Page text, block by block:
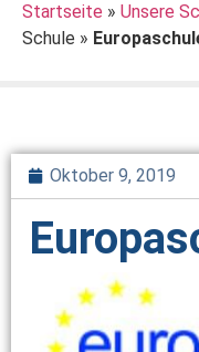
Startseite » Unsere
Schule »
Oktober 9, 2019